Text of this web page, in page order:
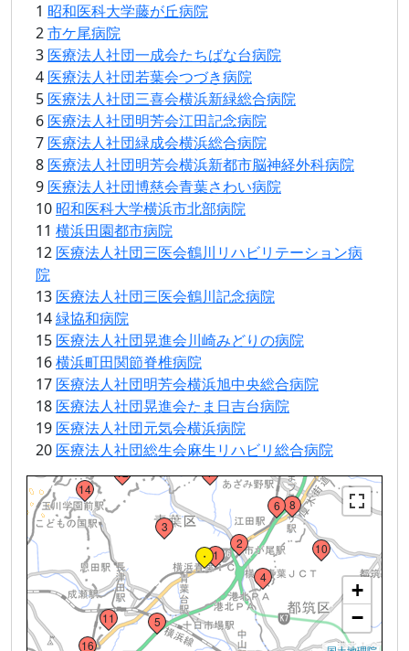
1 昭和医科大学藤が丘病院
2市ケ尾病院
3 医療法人社団一成会たちばな台病院
4 医療法人社団若葉会つづき病院
5 医療法人社団三喜会横浜新緑総合病院
6 医療法人社団明芳会江田記念病院
7 医療法人社団緑成会横浜総合病院
8 医療法人社団明芳会横浜新都市脳神経外科病院
9 医療法人社団博慈会青葉さわい病院
10 昭和医科大学横浜市北部病院
11 横浜田園都市病院
12 医療法人社団三医会鶴川リハビリテーション病
院
13 医療法人社団三医会鶴川記念病院
14緑協和病院
15 医療法人社団晃進会川崎みどりの病院
16横浜町田関節脊椎病院
17 医療法人社団明芳会横浜旭中央総合病院
18 医療法人社団晃進会たま日吉台病院
19 医療法人社団元気会横浜病院
20 医療法人社団総生会麻生リハビリ総合病院
Loading...
・1
2
3
4
5
6
7
8
9
10
11
12
14
15
16
18
20
+
−